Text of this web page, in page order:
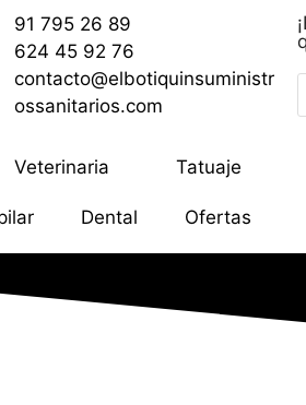
91 795 26 89
624 45 92 76
contacto@elbotiquinsuministr
ossanitarios.com
Veterinaria Tatuaje
Dental Ofertas